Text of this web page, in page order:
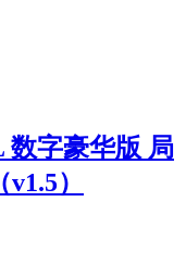
字豪华版 局
）